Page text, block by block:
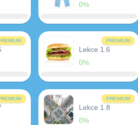
0%
PREMIUM
Lekce 1.6
0%
PREMIUM
Lekce 1.8
0%